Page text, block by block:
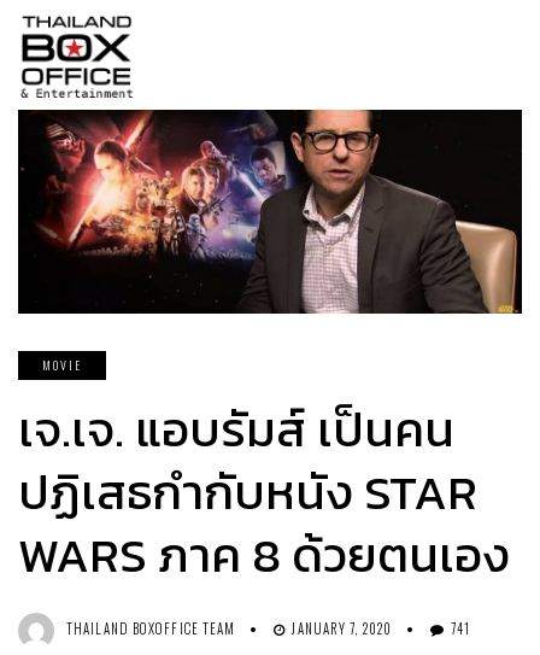
MOVIE
เจ.เจ. แอบรัมส์ เป็นคน
ปฏิเสธกำกับหนัง STAR
WARS ภาค 8 ด้วยตนเอง
THAILAND BOXOFFICE TEAM JANUARY 7, 2020
741